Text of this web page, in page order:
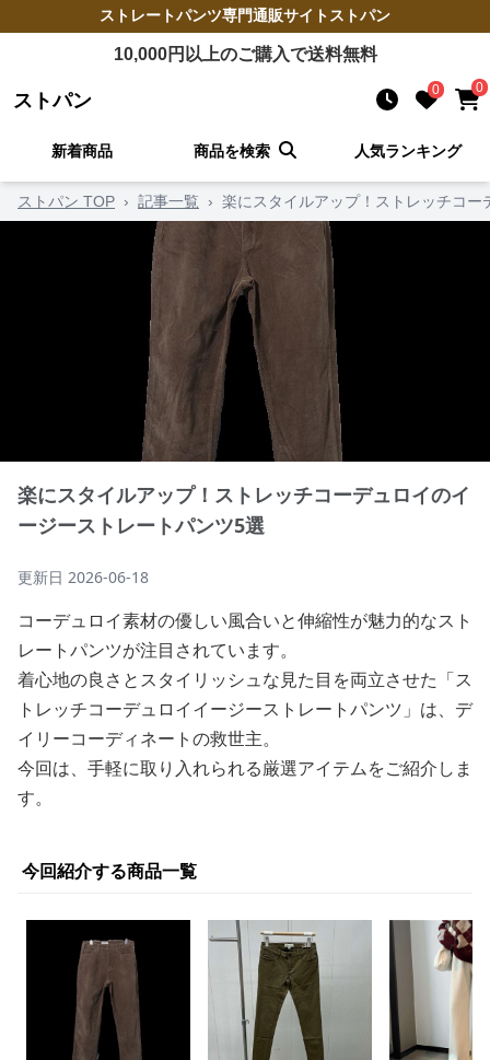
ストレートパンツ専門通販サイト ストパン
10,000円以上のご購入で送料無料
ストパン 0 0
新着商品 商品を検索 人気ランキング
ストパン TOP › 記事一覧 › 楽にスタイルアップ！ストレッチコ
楽にスタイルアップ！ストレッチコーデュロイのイ
ージーストレートパンツ5選
更新日 2026-06-18
コーデュロイ素材の優しい風合いと伸縮性が魅力的なスト
レートパンツが注目されています。
着心地の良さとスタイリッシュな見た目を両立させた「ス
トレッチコーデュロイイージーストレートパンツ」は、デ
イリーコーディネートの救世主。
今回は、手軽に取り入れられる厳選アイテムをご紹介しま
す。
今回紹介する商品一覧